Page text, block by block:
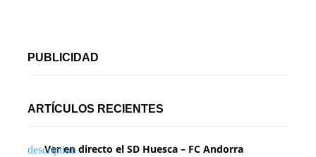
PUBLICIDAD
ARTÍCULOS RECIENTES
Ver en directo el SD Huesca – FC Andorra